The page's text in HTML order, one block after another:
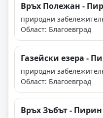
Връх Полежан -
природни
Област: Благоевград
Газейски езера -
природни
Област: Благоевград
Връх Зъбът - Пирин